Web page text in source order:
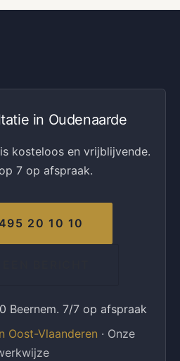
in Oudenaarde
kosteloos en vrijblijvende.
7 op afspraak.
20 10 10
Beernem. 7/7 op afspraak
Oost-Vlaanderen · Onze